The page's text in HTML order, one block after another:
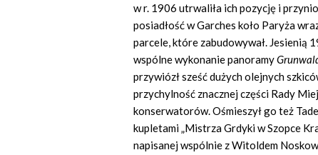
w r. 1906 utrwaliła ich pozycję i
posiadłość w Garches koło Paryża
parcele, które zabudowywał. Jesienią
wspólne wykonanie panoramy
przywiózł sześć dużych olejnych
przychylność znacznej części Rady
konserwatorów. Ośmieszył go też
kupletami „Mistrza Grdyki w Szopce
napisanej wspólnie z Witoldem